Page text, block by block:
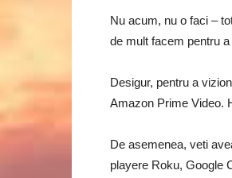
Nu acum, nu o faci –
de mult facem pentru
Desigur, pentru a
Amazon Prime Video.
De asemenea, veti
playere Roku, Google